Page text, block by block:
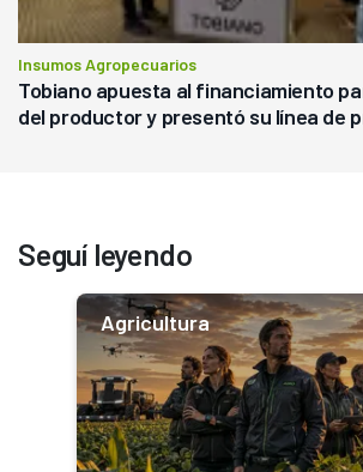
Insumos Agropecuarios
Tobiano apuesta al financiamiento
del productor y presentó su línea de
Seguí leyendo
Agricultura